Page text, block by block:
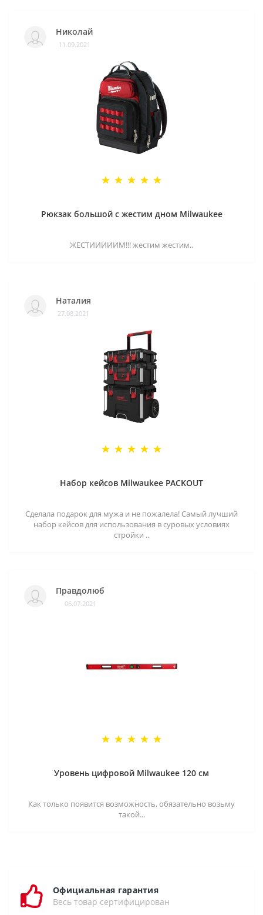
Николай
11.09.2021
Рюкзак большой с жестим дном Milwaukee
ЖЕСТИИИИИМ!!! жестим жестим..
Наталия
27.08.2021
Набор кейсов Milwaukee PACKOUT
Сделала подарок для мужа и не пожалела! Самый лучший
набор кейсов для использования в суровых условиях
стройки ..
Правдолюб
06.07.2021
Уровень цифровой Milwaukee 120 см
Как только появится возможность, обязательно возьму
такой...
Официальная гарантия
Весь товар сертифицирован